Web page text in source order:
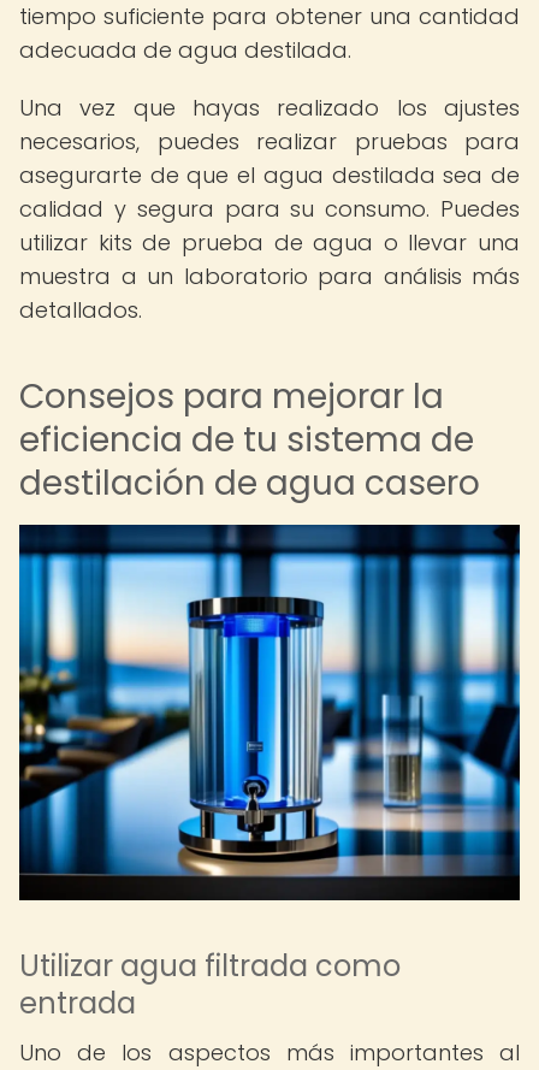
tiempo suficiente para obtener una cantidad
adecuada de agua destilada.
Una vez que hayas realizado los ajustes
necesarios, puedes realizar pruebas para
asegurarte de que el agua destilada sea de
calidad y segura para su consumo. Puedes
utilizar kits de prueba de agua o llevar una
muestra a un laboratorio para análisis más
detallados.
Consejos para mejorar la
eficiencia de tu sistema de
destilación de agua casero
Utilizar agua filtrada como
entrada
Uno de los aspectos más importantes al